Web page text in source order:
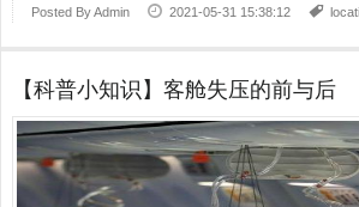
Posted ByAdmin 2021-05-31 15:38:12
【科普小知识】客舱失压的前与后